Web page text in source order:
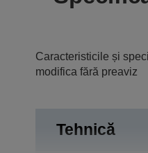
Caracteristicile și
modifica fără preaviz
Tehnică